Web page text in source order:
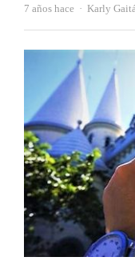
7 años hace Autor
Karly